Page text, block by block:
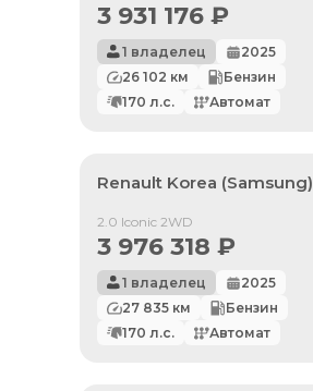
3 931 176 ₽
1 владелец
2025
26 102 км
Бензин
170 л.с. Автомат
Renault Korea (Samsung)
Продан
2.0 Iconic 2WD
3 976 318 ₽
1 владелец
2025
27 835 км
Бензин
170 л.с. Автомат